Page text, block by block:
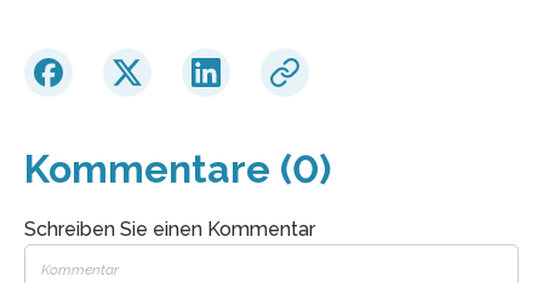
Kommentare (0)
Schreiben Sie einen Kommentar